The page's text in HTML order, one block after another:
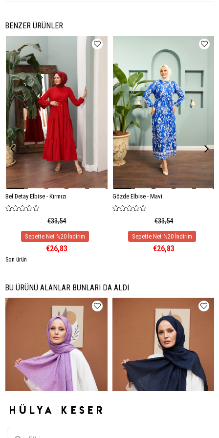
BENZER ÜRÜNLER
Bel Detay Elbise - Kırmızı
€33,54
€26,83
Son ürün
Gözde Elbise - Mavi
€33,54
€26,83
BU ÜRÜNÜ ALANLAR BUNLARI DA ALDI